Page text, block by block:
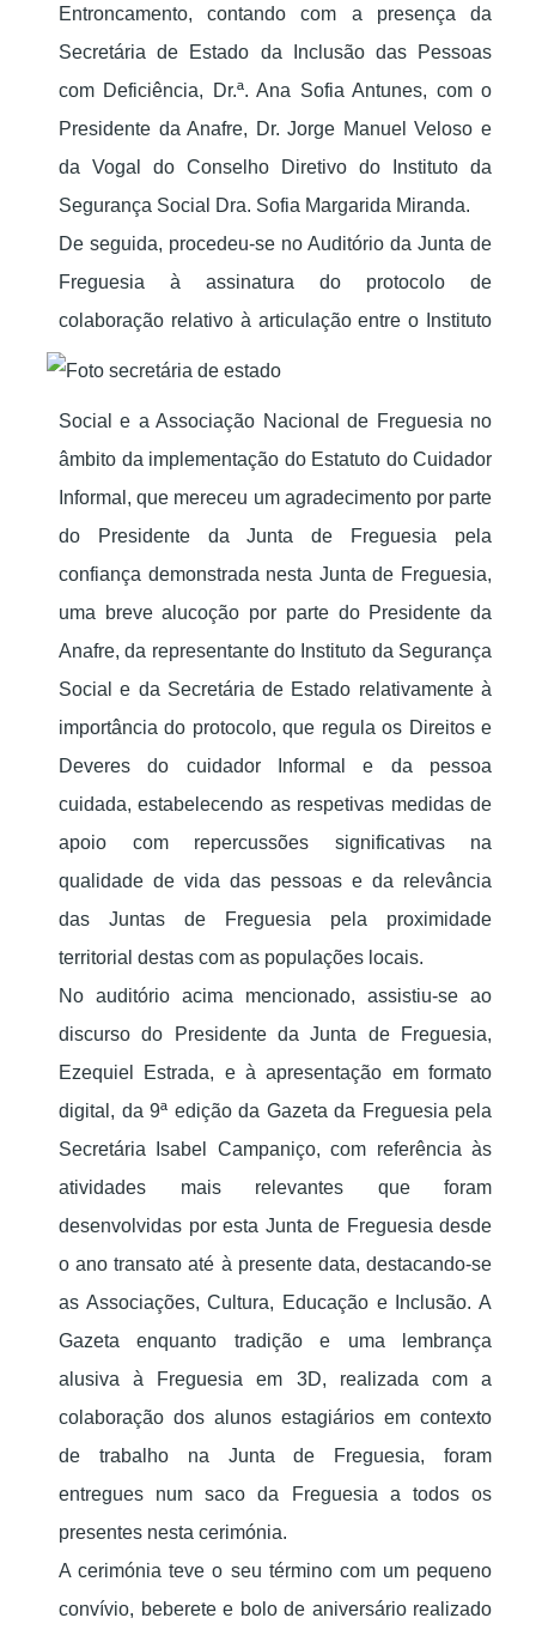
Entroncamento, contando com a presença da
Secretária de Estado da Inclusão das Pessoas
com Deficiência, Dr.ª. Ana Sofia Antunes, com o
Presidente da Anafre, Dr. Jorge Manuel Veloso e
da Vogal do Conselho Diretivo do Instituto da
Segurança Social Dra. Sofia Margarida Miranda.
De seguida, procedeu-se no Auditório da Junta de
Freguesia à assinatura do protocolo de
colaboração relativo à articulação entre o Instituto
Social e a Associação Nacional de Freguesia no
âmbito da implementação do Estatuto do Cuidador
Informal, que mereceu um agradecimento por parte
do Presidente da Junta de Freguesia pela
confiança demonstrada nesta Junta de Freguesia,
uma breve alucoção por parte do Presidente da
Anafre, da representante do Instituto da Segurança
Social e da Secretária de Estado relativamente à
importância do protocolo, que regula os Direitos e
Deveres do cuidador Informal e da pessoa
cuidada, estabelecendo as respetivas medidas de
apoio com repercussões significativas na
qualidade de vida das pessoas e da relevância
das Juntas de Freguesia pela proximidade
territorial destas com as populações locais.
No auditório acima mencionado, assistiu-se ao
discurso do Presidente da Junta de Freguesia,
Ezequiel Estrada, e à apresentação em formato
digital, da 9ª edição da Gazeta da Freguesia pela
Secretária Isabel Campaniço, com referência às
atividades mais relevantes que foram
desenvolvidas por esta Junta de Freguesia desde
o ano transato até à presente data, destacando-se
as Associações, Cultura, Educação e Inclusão. A
Gazeta enquanto tradição e uma lembrança
alusiva à Freguesia em 3D, realizada com a
colaboração dos alunos estagiários em contexto
de trabalho na Junta de Freguesia, foram
entregues num saco da Freguesia a todos os
presentes nesta cerimónia.
A cerimónia teve o seu término com um pequeno
convívio, beberete e bolo de aniversário realizado